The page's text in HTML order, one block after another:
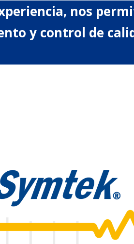
nos
y control de